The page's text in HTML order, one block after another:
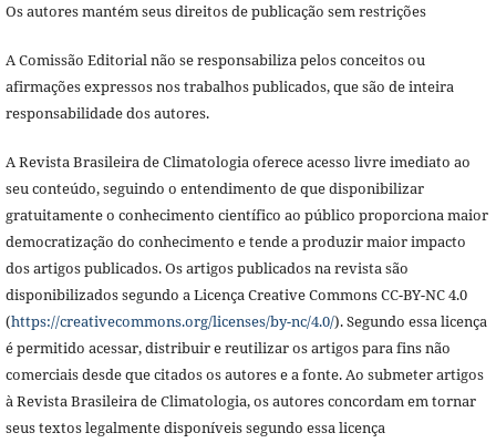
Os autores mantém seus direitos de publicação sem restrições
A Comissão Editorial não se responsabiliza pelos conceitos ou
afirmações expressos nos trabalhos publicados, que são de inteira
responsabilidade dos autores.
A Revista Brasileira de Climatologia oferece acesso livre imediato ao
seu conteúdo, seguindo o entendimento de que disponibilizar
gratuitamente o conhecimento científico ao público proporciona maior
democratização do conhecimento e tende a produzir maior impacto
dos artigos publicados. Os artigos publicados na revista são
disponibilizados segundo a Licença Creative Commons CC-BY-NC 4.0
(https://creativecommons.org/licenses/by-nc/4.0/). Segundo essa licença
é permitido acessar, distribuir e reutilizar os artigos para fins não
comerciais desde que citados os autores e a fonte. Ao submeter artigos
à Revista Brasileira de Climatologia,os autores concordam em tornar
seus textos legalmente disponíveis segundo essa licença